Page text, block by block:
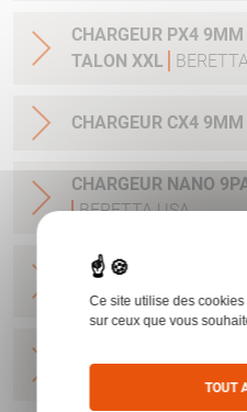
CHARGEUR PX4
TALON XXL
CHARGEUR CX4
CHARGEUR NANO
BERETTA USA
CHARGEUR NANO
BERETTA USA
BERETTA
Ce site utilise des
sur ceux que vous
TOUT